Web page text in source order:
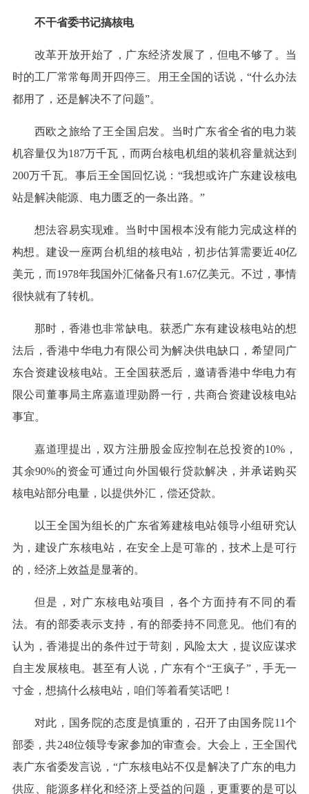
不干省委书记搞核电
改革开放开始了，广东经济发展了，但电不够了。当
时的工厂常常每周开四停三。用王全国的话说，“什么办法
都用了，还是解决不了问题”。
西欧之旅给了王全国启发。当时广东省全省的电力装
机容量仅为187万千瓦，而两台核电机组的装机容量就达到
200万千瓦。事后王全国回忆说：“我想或许广东建设核电
站是解决能源、电力匮乏的一条出路。”
想法容易实现难。当时中国根本没有能力完成这样的
构想。建设一座两台机组的核电站，初步估算需要近40亿
美元，而1978年我国外汇储备只有1.67亿美元。不过，事情
很快就有了转机。
那时，香港也非常缺电。获悉广东有建设核电站的想
法后，香港中华电力有限公司为解决供电缺口，希望同广
东合资建设核电站。王全国获悉后，邀请香港中华电力有
限公司董事局主席嘉道理勋爵一行，共商合资建设核电站
事宜。
嘉道理提出，双方注册股金应控制在总投资的10%，
其余90%的资金可通过向外国银行贷款解决，并承诺购买
核电站部分电量，以提供外汇，偿还贷款。
以王全国为组长的广东省筹建核电站领导小组研究认
为，建设广东核电站，在安全上是可靠的，技术上是可行
的，经济上效益是显著的。
但是，对广东核电站项目，各个方面持有不同的看
法。有的部委表示支持，有的部委持不同意见。他们有的
认为，香港提出的条件过于苛刻，风险太大，提议应谋求
自主发展核电。甚至有人说，广东有个“王疯子”，手无一
寸金，想搞什么核电站，咱们等着看笑话吧！
对此，国务院的态度是慎重的，召开了由国务院11个
部委，共248位领导专家参加的审查会。大会上，王全国代
表广东省委发言说，“广东核电站不仅是解决了广东的电力
供应、能源多样化和经济上受益的问题，更重要的是可以